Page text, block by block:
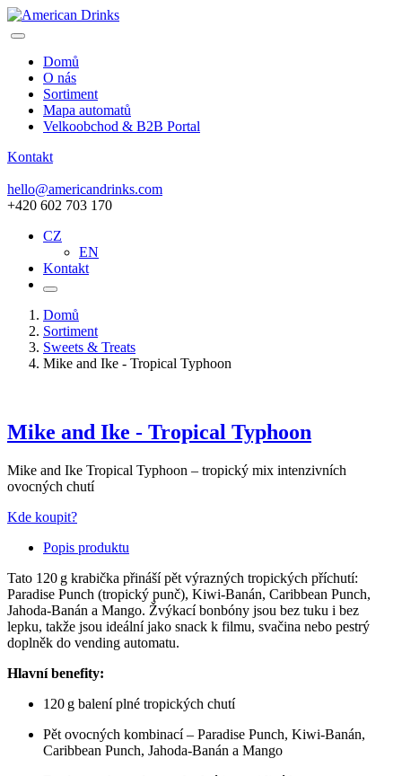
Domů
O nás
Sortiment
Mapa automatů
Velkoobchod & B2B Portal
Kontakt
hello@americandrinks.com
+420 602 703 170
CZ
EN
Kontakt
Domů
Sortiment
Sweets & Treats
Mike and Ike - Tropical Typhoon
Mike and Ike - Tropical Typhoon
Mike and Ike Tropical Typhoon – tropický mix intenzivních
ovocných chutí
Kde koupit?
Popis produktu
Tato 120 g krabička přináší pět výrazných tropických příchutí:
Paradise Punch (tropický punč), Kiwi‑Banán, Caribbean Punch,
Jahoda‑Banán a Mango. Žvýkací bonbóny jsou bez tuku i bez
lepku, takže jsou ideální jako snack k filmu, svačina nebo pestrý
doplněk do vending automatu.
Hlavní benefity:
120 g balení plné tropických chutí
Pět ovocných kombinací – Paradise Punch, Kiwi‑Banán,
Caribbean Punch, Jahoda‑Banán a Mango